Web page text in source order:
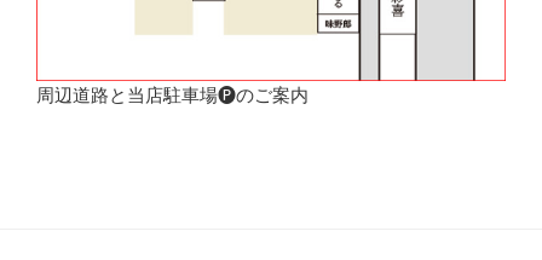
周辺道路と当店駐車場🅟のご案内